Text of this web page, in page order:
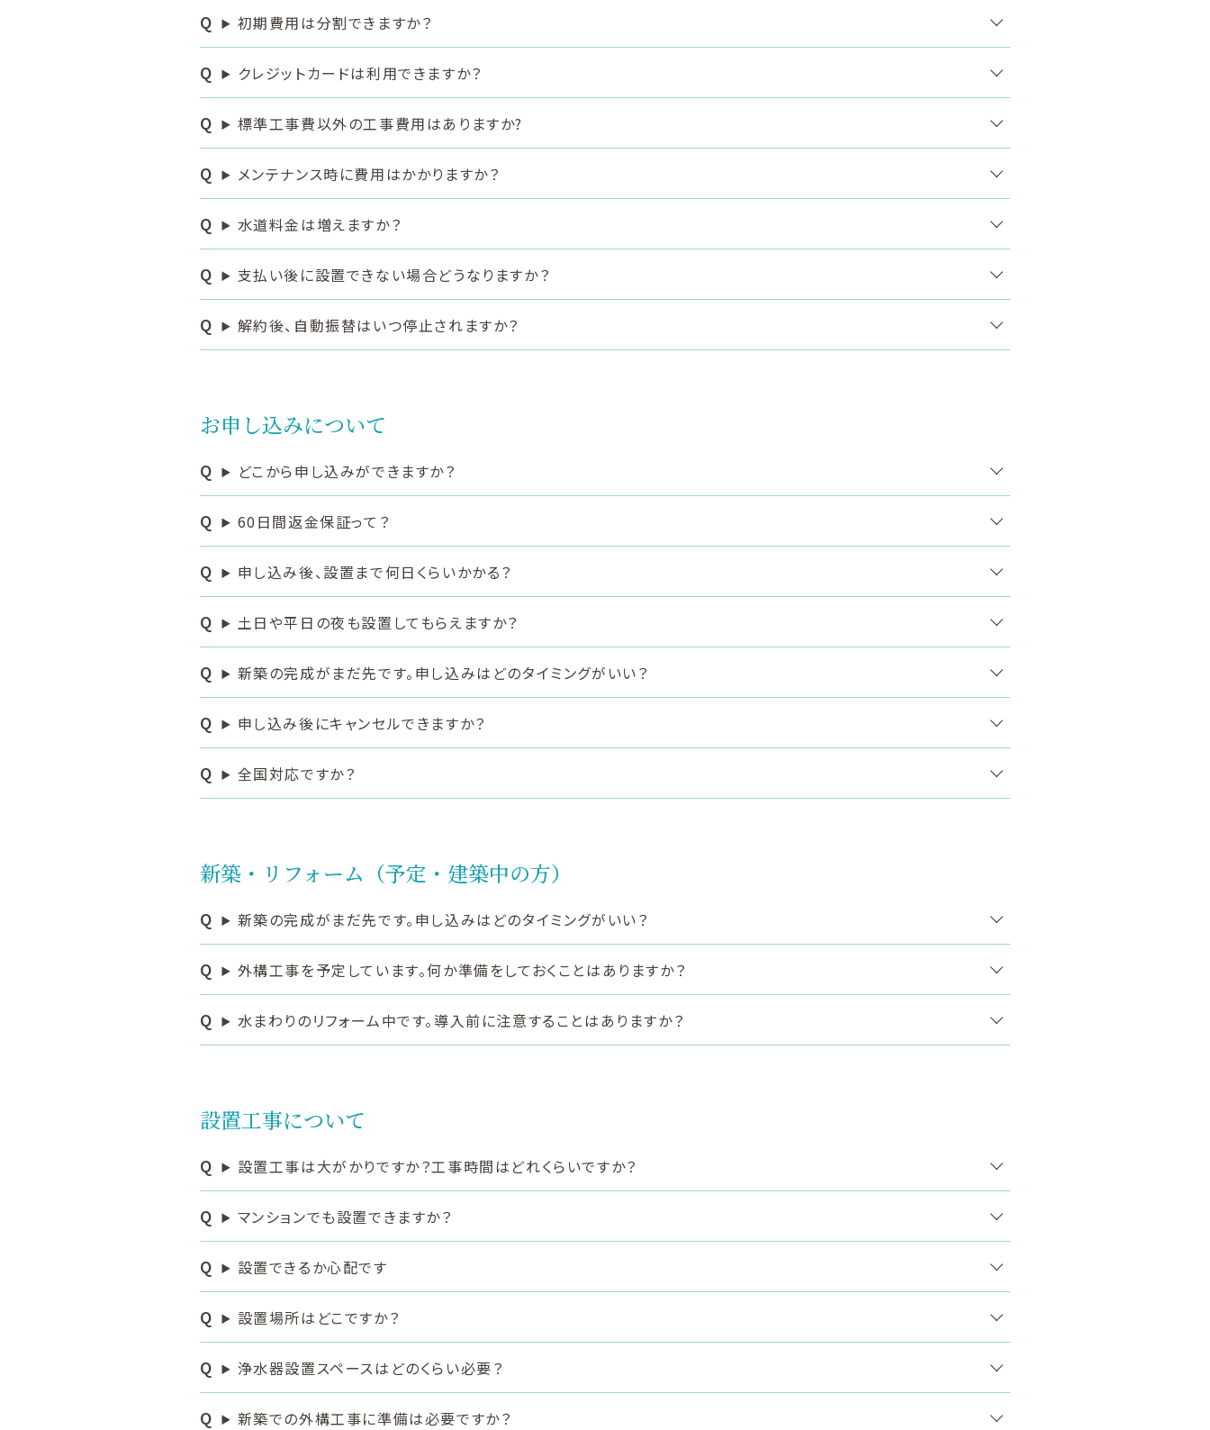
初期費用は分割できますか？
クレジットカードは利用できますか？
標準工事費以外の工事費用はありますか?
メンテナンス時に費用はかかりますか？
水道料金は増えますか？
支払い後に設置できない場合どうなりますか？
解約後、自動振替はいつ停止されますか？
お申し込みについて
どこから申し込みができますか？
60日間返金保証って？
申し込み後、設置まで何日くらいかかる？
土日や平日の夜も設置してもらえますか？
新築の完成がまだ先です。申し込みはどのタイミングがいい？
申し込み後にキャンセルできますか？
全国対応ですか？
新築・リフォーム（予定・建築中の方）
新築の完成がまだ先です。申し込みはどのタイミングがいい？
外構工事を予定しています。何か準備をしておくことはありますか？
水まわりのリフォーム中です。導入前に注意することはありますか？
設置工事について
設置工事は大がかりですか？工事時間はどれくらいですか？
マンションでも設置できますか？
設置できるか心配です
設置場所はどこですか？
浄水器設置スペースはどのくらい必要？
新築での外構工事に準備は必要ですか？